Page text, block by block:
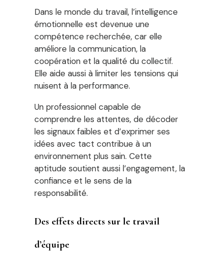
Dans le monde du travail, l’intelligence
émotionnelle est devenue une
compétence recherchée, car elle
améliore la communication, la
coopération et la qualité du collectif.
Elle aide aussi à limiter les tensions qui
nuisent à la performance.
Un professionnel capable de
comprendre les attentes, de décoder
les signaux faibles et d’exprimer ses
idées avec tact contribue à un
environnement plus sain. Cette
aptitude soutient aussi l’engagement, la
confiance et le sens de la
responsabilité.
Des effets directs sur le travail
d’équipe